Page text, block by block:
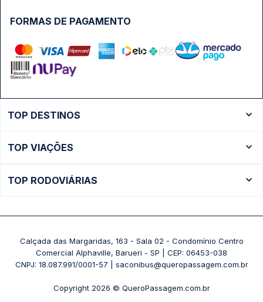
FORMAS DE PAGAMENTO
TOP DESTINOS
Ônibus São Paulo
TOP VIAÇÕES
Passagens Pássaro Marron
+ Viações
TOP RODOVIÁRIAS
Rodoviária Belo Horizonte - Gov. Israel Pinheiro (Tergip)
Rodoviária Curitiba
+ Rodoviárias
Calçada das Margaridas, 163 - Sala 02 - Condomínio Centro
Comercial Alphaville, Barueri - SP | CEP: 06453-038
CNPJ: 18.087.991/0001-57 | saconibus@queropassagem.com.br
Copyright 2026 © QueroPassagem.com.br